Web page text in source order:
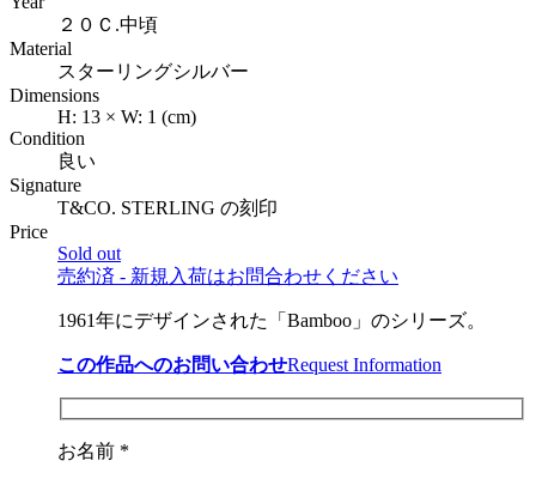
２０Ｃ.中頃
Material
スターリングシルバー
Dimensions
H: 13 × W: 1 (cm)
Condition
良い
Signature
T&CO. STERLING の刻印
Price
Sold out
売約済 - 新規入荷はお問合わせください
1961年にデザインされた「Bamboo」のシリーズ。
この作品へのお問い合わせRequest Information
お名前 *